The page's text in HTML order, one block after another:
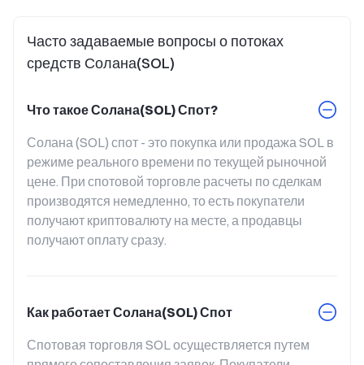
Часто задаваемые вопросы о потоках
средств Солана(SOL)
Что такое Солана(SOL) Спот?
Солана (SOL) спот - это покупка или продажа SOL в
режиме реального времени по текущей рыночной
цене. При спотовой торговле расчеты по сделкам
производятся немедленно, то есть покупатели
получают криптовалюту на месте, а продавцы
получают оплату сразу.
Как работает Солана(SOL) Спот
Спотовая торговля SOL осуществляется путем